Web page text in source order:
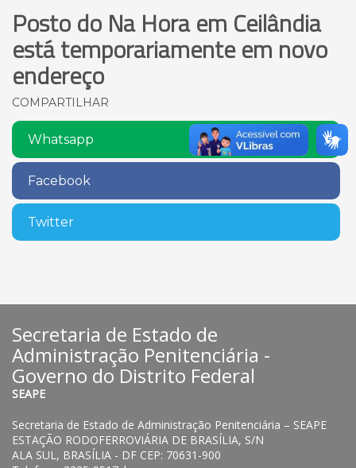
Posto do Na Hora em Ceilândia
está temporariamente em novo
endereço
COMPARTILHAR
Whatsapp
Facebook
Twitter
Secretaria de Estado de
Administração Penitenciária -
Governo do Distrito Federal
SEAPE
Secretaria de Estado de Administração Penitenciária – SEAPE
ESTAÇÃO RODOFERROVIÁRIA DE BRASÍLIA, S/N
ALA SUL, BRASÍLIA - DF CEP: 70631-900